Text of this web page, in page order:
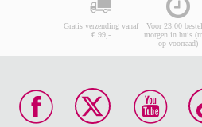
Gratis verzending vanaf
€ 99,-
Voor 23:00
morgen in huis
op voorraad)